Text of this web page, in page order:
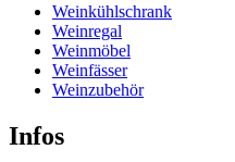
Weinkühlschrank
Weinregal
Weinmöbel
Weinfässer
Weinzubehör
Infos